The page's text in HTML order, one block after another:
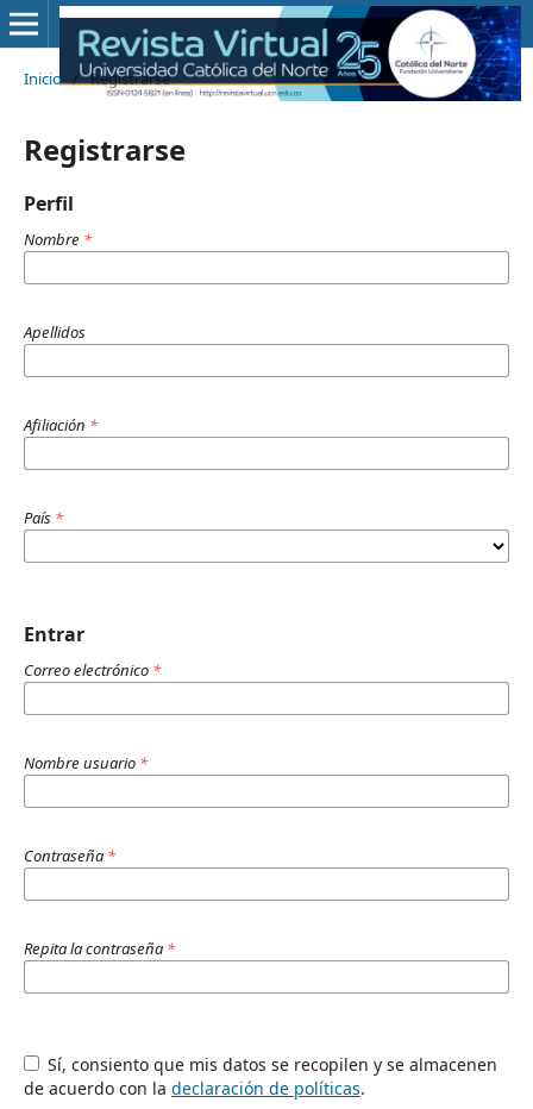
Inicio / Registrarse
Registrarse
Perfil
Nombre *
Apellidos
Afiliación *
País *
Entrar
Correo electrónico *
Nombre usuario *
Contraseña *
Repita la contraseña *
Sí, consiento que mis datos se recopilen y se almacenen
de acuerdo con la declaración de políticas.